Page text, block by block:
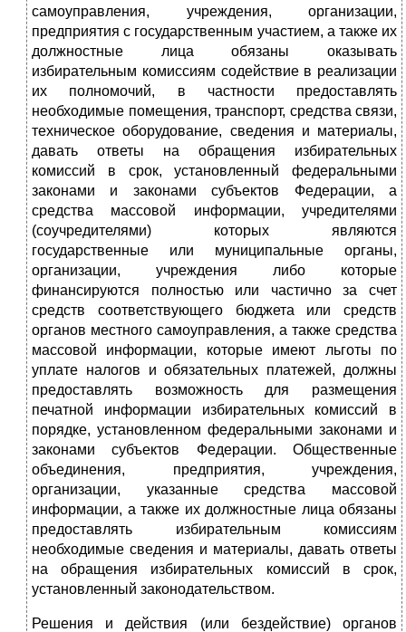
самоуправления, учреждения, организации,
предприятия с государственным участием, а также их
должностные лица обязаны оказывать
избирательным комиссиям содействие в реализации
их полномочий, в частности предоставлять
необходимые помещения, транспорт, средства связи,
техническое оборудование, сведения и материалы,
давать ответы на обращения избирательных
комиссий в срок, установленный федеральными
законами и законами субъектов Федерации, а
средства массовой информации, учредителями
(соучредителями) которых являются
государственные или муниципальные органы,
организации, учреждения либо которые
финансируются полностью или частично за счет
средств соответствующего бюджета или средств
органов местного самоуправления, а также средства
массовой информации, которые имеют льготы по
уплате налогов и обязательных платежей, должны
предоставлять возможность для размещения
печатной информации избирательных комиссий в
порядке, установленном федеральными законами и
законами субъектов Федерации. Общественные
объединения, предприятия, учреждения,
организации, указанные средства массовой
информации, а также их должностные лица обязаны
предоставлять избирательным комиссиям
необходимые сведения и материалы, давать ответы
на обращения избирательных комиссий в срок,
установленный законодательством.
Решения и действия (или бездействие) органов